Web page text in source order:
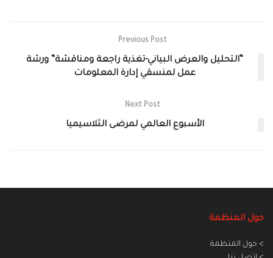
Previous Post
“التحليل والعرض البياني-تغذية راجعة ومناقشة” ورشة
عمل لمنسقي إدارة المعلومات
Next Post
الأسبوع العالمي لمرضى الثلاسيميا‎
حول المنظمة
> حول المنظمة